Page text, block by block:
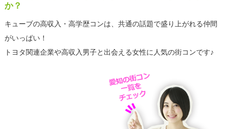
か？
キューブの高収入・高学歴コンは、共通の話題で盛り上がれる仲間
がいっぱい！
トヨタ関連企業や高収入男子と出会える女性に人気の街コンです♪